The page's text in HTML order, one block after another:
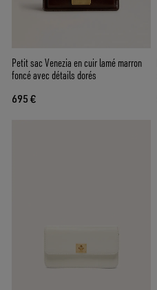
Petit sac Venezia en cuir lamé marron
foncé avec détails dorés
695 €